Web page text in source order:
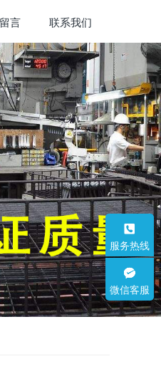
言 联系我们
服务热线
微信客服